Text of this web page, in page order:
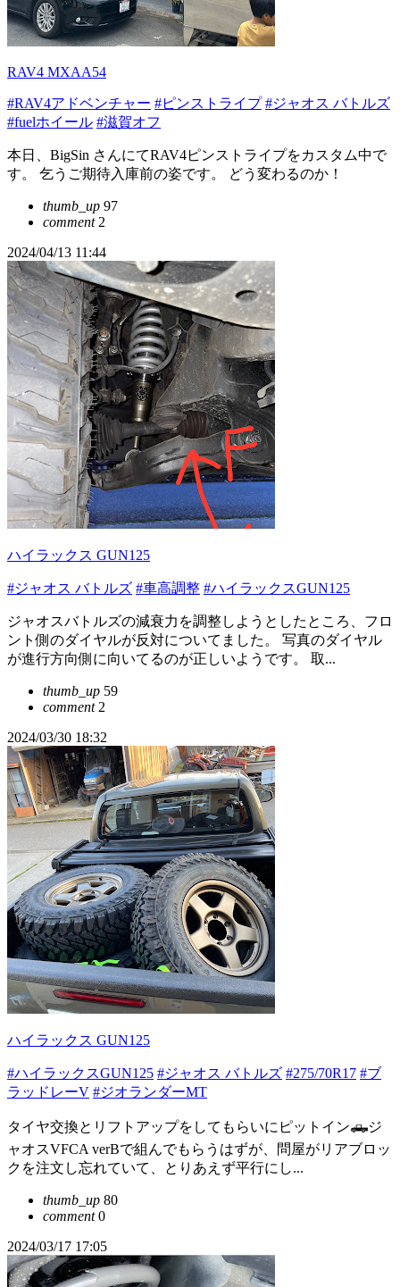
RAV4 MXAA54
#RAV4アドベンチャー #ピンストライプ #ジャオス バトルズ
#fuelホイール #滋賀オフ
本日、BigSin さんにてRAV4ピンストライプをカスタム中で
す。 乞うご期待入庫前の姿です。 どう変わるのか！
thumb_up 97
comment2
2024/04/13 11:44
ハイラックス GUN125
#ジャオス バトルズ #車高調整 #ハイラックスGUN125
ジャオスバトルズの減衰力を調整しようとしたところ、フロ
ント側のダイヤルが反対についてました。 写真のダイヤル
が進行方向側に向いてるのが正しいようです。 取...
thumb_up 59
comment2
2024/03/30 18:32
ハイラックス GUN125
#ハイラックスGUN125 #ジャオス バトルズ #275/70R17 #ブ
ラッドレーV #ジオランダーMT
タイヤ交換とリフトアップをしてもらいにピットイン🛻ジ
ャオスVFCA verBで組んでもらうはずが、問屋がリアブロッ
クを注文し忘れていて、とりあえず平行にし...
thumb_up 80
comment0
2024/03/17 17:05